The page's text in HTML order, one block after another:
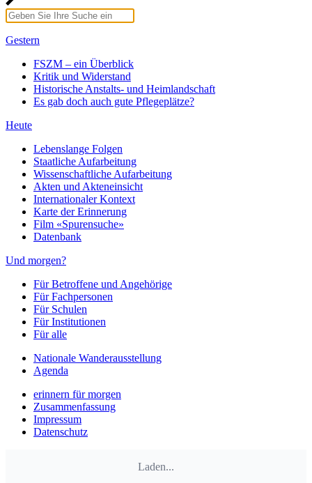
Gestern
FSZM – ein Überblick
Kritik und Widerstand
Historische Anstalts- und Heimlandschaft
Es gab doch auch gute Pflegeplätze?
Heute
Lebenslange Folgen
Staatliche Aufarbeitung
Wissenschaftliche Aufarbeitung
Akten und Akteneinsicht
Internationaler Kontext
Karte der Erinnerung
Film «Spurensuche»
Datenbank
Und morgen?
Für Betroffene und Angehörige
Für Fachpersonen
Für Schulen
Für Institutionen
Für alle
Nationale Wanderausstellung
Agenda
erinnern für morgen
Zusammenfassung
Impressum
Datenschutz
Laden...